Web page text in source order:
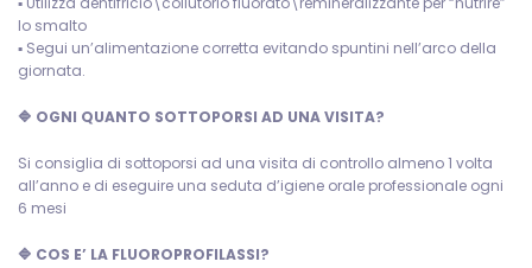
lo smalto
▪️ Segui un’alimentazione corretta evitando spuntini nell’arco della
giornata.
🔷 OGNI QUANTO SOTTOPORSI AD UNA VISITA?
Si consiglia di sottoporsi ad una visita di controllo almeno 1 volta
all’anno e di eseguire una seduta d’igiene orale professionale ogni
6 mesi
🔷 COS E’ LA FLUOROPROFILASSI?